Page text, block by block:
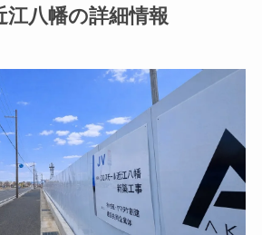
八幡の詳細情報